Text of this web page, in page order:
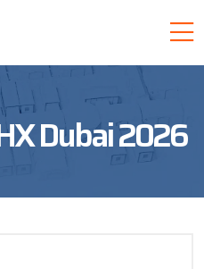
Dubai 2026